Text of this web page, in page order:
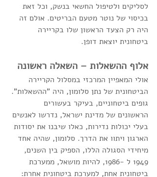
לסליקים ולטיפול החשאי בנשק, וכל זאת
בכיסוי של נוטר מטעם הבריטים. אולם זה
היה רק הצעד הראשון שלו בקריירה
ביטחונית יוצאת דופן.
אלוף ההשאלות – השאלה ראשונה
אולי המאפיין המרכזי במסלול הקריירה
הביטחונית של נתן סלומון, היה "ההשאלות".
גופים ביטחוניים, בעיקר בעשורים
הראשונים של מדינת ישראל, נדרשו לאנשים
בעלי יכולות נדירות, כאלו שיבנו את יסודות
הארגון ויתוו את הדרך. סלומון, שהיה אחד
מיחידי הסגולה הללו, הספיק בין השנים,
1949 ל -1986, להיות מושאל, ממערכת
ביטחונית אחת, למערכת ביטחונית אחרת: